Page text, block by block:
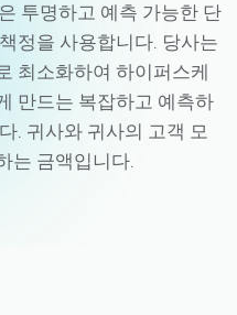
투명하고 예측 가능한 단
정을 사용합니다. 당사는
최소화하여 하이퍼스케
만드는 복잡하고 예측하
. 귀사와 귀사의 고객 모
는 금액입니다.